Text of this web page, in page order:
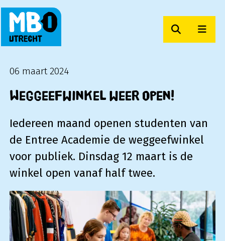
Zoeken
06 maart 2024
Weggeefwinkel weer open!
Iedereen maand openen studenten van
de Entree Academie de weggeefwinkel
voor publiek. Dinsdag 12 maart is de
winkel open vanaf half twee.